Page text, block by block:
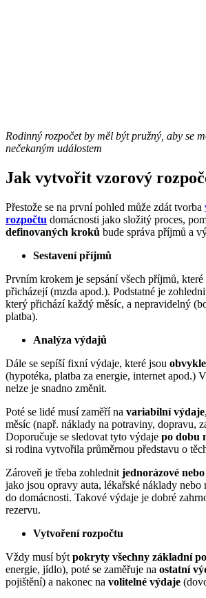
Rodinný rozpočet by měl být pružný, aby se
nečekaným událostem
Jak vytvořit vzorový
Přestože se na první pohled může zdát tvorba
rozpočtu domácnosti jako složitý proces,
definovaných kroků bude správa příjmů a
Sestavení příjmů
Prvním krokem je sepsání všech příjmů,
přicházejí (mzda apod.). Podstatné je
který přichází každý měsíc, a nepravidelný
platba).
Analýza výdajů
Dále se sepíší fixní výdaje, které jsou
(hypotéka, platba za energie, internet apod.)
nelze je snadno změnit.
Poté se lidé musí zaměří na variabilní výdaje
měsíc (např. náklady na potraviny, dopravu,
Doporučuje se sledovat tyto výdaje po dobu
si rodina vytvořila průměrnou představu o
Zároveň je třeba zohlednit jednorázové
jako jsou opravy auta, lékařské náklady nebo
do domácnosti. Takové výdaje je dobré
rezervu.
Vytvoření rozpočtu
Vždy musí být pokryty všechny základní
energie, jídlo), poté se zaměřuje na ostatní
pojištění) a nakonec na volitelné výdaje